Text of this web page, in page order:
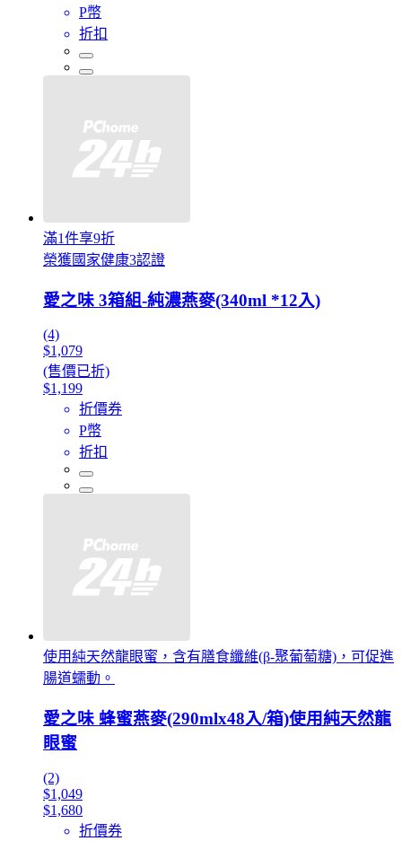
P幣
折扣
滿1件享9折
榮獲國家健康3認證
愛之味 3箱組-純濃燕麥(340ml *12入)
(4)
$1,079
(售價已折)
$1,199
折價券
P幣
折扣
使用純天然龍眼蜜，含有膳食纖維(β-聚葡萄糖)，可促進
腸道蠕動。
愛之味 蜂蜜燕麥(290mlx48入/箱)使用純天然龍
眼蜜
(2)
$1,049
$1,680
折價券